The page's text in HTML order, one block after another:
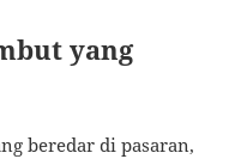
yang
beredar di pasaran,